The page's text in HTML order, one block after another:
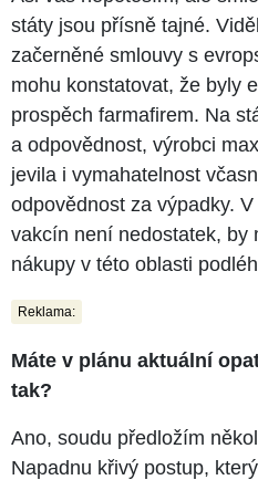
státy jsou přísně tajné.
začerněné smlouvy s
mohu konstatovat, že byly
prospěch farmafirem. Na
a odpovědnost, výrobci
jevila i vymahatelnost
odpovědnost za výpadky.
vakcín není nedostatek, by
nákupy v této oblasti
Reklama:
Máte v plánu aktuální
tak?
Ano, soudu předložím
Napadnu křivý postup,